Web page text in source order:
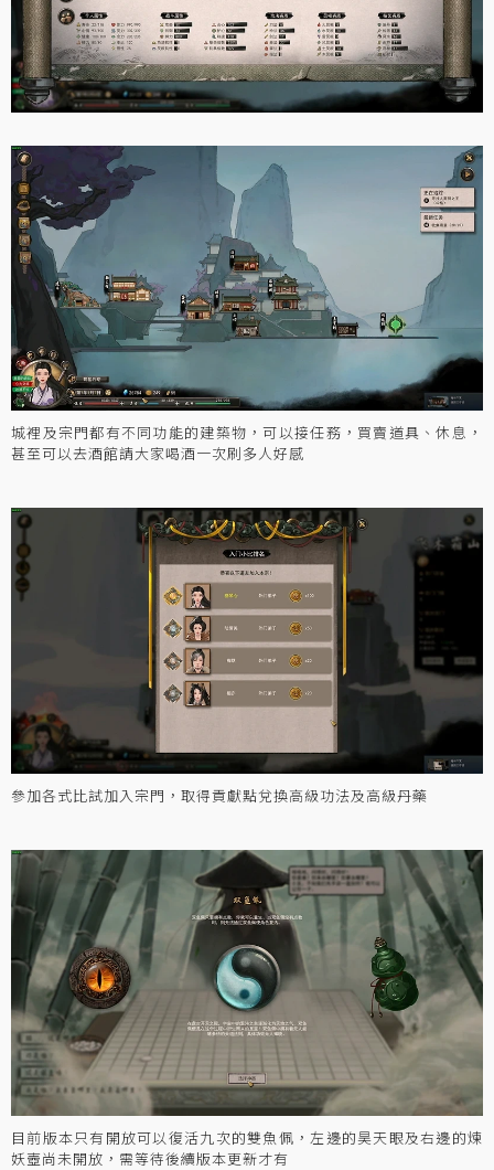
城裡及宗門都有不同功能的建築物，可以接任務，買賣道具、休息，
甚至可以去酒館請大家喝酒一次刷多人好感
參加各式比試加入宗門，取得貢獻點兌換高級功法及高級丹藥
目前版本只有開放可以復活九次的雙魚佩，左邊的昊天眼及右邊的煉
妖壺尚未開放，需等待後續版本更新才有